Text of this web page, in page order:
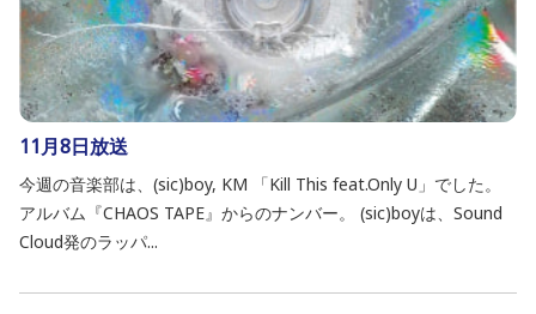
11月8日放送
今週の音楽部は、(sic)boy, KM 「Kill This feat.Only U」でした。
アルバム『CHAOS TAPE』からのナンバー。 (sic)boyは、Sound
Cloud発のラッパ...